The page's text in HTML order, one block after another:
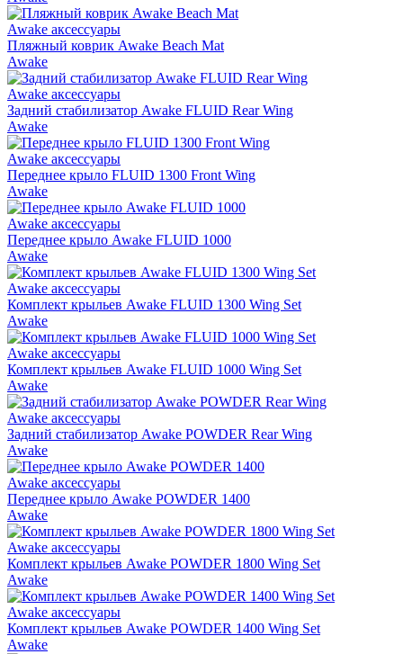
Awake аксессуары
Пляжный коврик Awake Beach Mat
Awake
Awake аксессуары
Задний стабилизатор Awake FLUID Rear Wing
Awake
Awake аксессуары
Переднее крыло FLUID 1300 Front Wing
Awake
Awake аксессуары
Переднее крыло Awake FLUID 1000
Awake
Awake аксессуары
Комплект крыльев Awake FLUID 1300 Wing Set
Awake
Awake аксессуары
Комплект крыльев Awake FLUID 1000 Wing Set
Awake
Awake аксессуары
Задний стабилизатор Awake POWDER Rear Wing
Awake
Awake аксессуары
Переднее крыло Awake POWDER 1400
Awake
Awake аксессуары
Комплект крыльев Awake POWDER 1800 Wing Set
Awake
Awake аксессуары
Комплект крыльев Awake POWDER 1400 Wing Set
Awake